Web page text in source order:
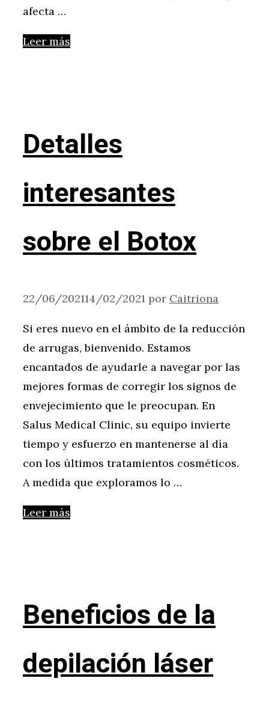
afecta …
Leer más
Detalles
interesantes
sobre el Botox
22/06/202114/02/2021 por Caitriona
Si eres nuevo en el ámbito de la reducción
de arrugas, bienvenido. Estamos
encantados de ayudarle a navegar por las
mejores formas de corregir los signos de
envejecimiento que le preocupan. En
Salus Medical Clinic, su equipo invierte
tiempo y esfuerzo en mantenerse al día
con los últimos tratamientos cosméticos.
A medida que exploramos lo …
Leer más
Beneficios de la
depilación láser